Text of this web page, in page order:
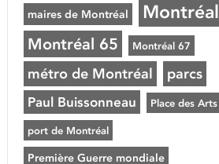
maires de Montréal Montréal
Montréal 65 Montréal 67
métro de Montréal parcs
Paul Buissonneau Place des Arts
port de Montréal
Première Guerre mondiale